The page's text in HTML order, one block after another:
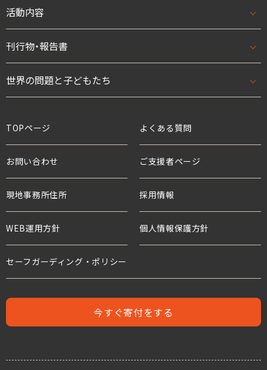
基本理念・ビジョン/ミッション
団体概要・アクセス
役員・親善大使
支援企業・団体
ワールド・ビジョンの歴史
支援・参加方法トップ
はじめての方へ
法人として
ボランティアとして
チャイルド・スポンサーシップ
プロジェクト・サポーター
水と食糧のための募金
危機にある子どもたちのための募金
活動内容
活動内容トップ
開発援助活動
刊行物・報告書
刊行物・報告書トップ
プレスリリース
世界の問題と子どもたち
貧困と世界の子どもたち
教育と子どもたち
人身売買
児童労働と世界の子どもたち
レポート
TOPページ よくある質問
お問い合わせ ご支援者ページ
現地事務所住所 採用情報
WEB運用方針 個人情報保護方針
セーフガーディング・ポリシー
今すぐ寄付をする